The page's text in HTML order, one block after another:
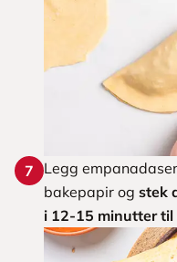
7
Legg
bakepapir og stek
i 12-15 minutter til